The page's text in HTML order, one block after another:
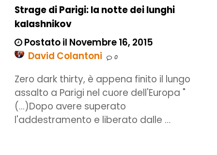
Strage di Parigi: la notte dei lunghi
kalashnikov
Postato il Novembre 16, 2015
David Colantoni
0
Zero dark thirty, è appena finito il lungo
assalto a Parigi nel cuore dell'Europa "
(...)Dopo avere superato
l'addestramento e liberato dalle …